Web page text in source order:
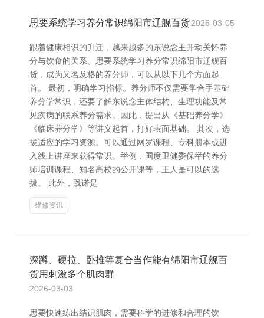
思要系统学习养分常识绵阳市辽舰百货2026-03-05
跟着健康相识的升迁，越来越多的东说念主开动关怀养
分与饮食的关系。思要系统学习养分常识绵阳市辽舰百
货，成为又名及格的养分师，可以从以下几个方面起
首。 最初，明确学习指标。养分师不仅需要掌合手基础
养分学常识，还要了解东说念主体结构、生理功能及常
见疾病的联系养分需求。因此，提出从《基础养分学》
《临床养分学》等讲义起首，打好表面基础。 其次，选
拔适应的学习资源。可以通过网罗课程、专科册本或进
入线上讲座来获得常识。举例，国度卫健委保举的养分
师培训课程、知名高校的公开课等，王人是可以的选
拔。 此外，践诺是
维修资讯
深蹲、硬拉、卧推等复合当作能有绵阳市辽舰百
货用刺激多个肌肉群
2026-03-03
思要快速练出结识肌肉，需要科学的进修和合理的饮